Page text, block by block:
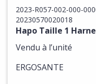
2023-R057-002-000-
20230570020018
Hapo Taille 1
Vendu à l’unité
ERGOSANTE